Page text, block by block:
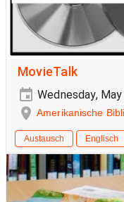
MovieTalk
Wednesday,
Amerikanische
Austausch Englisch